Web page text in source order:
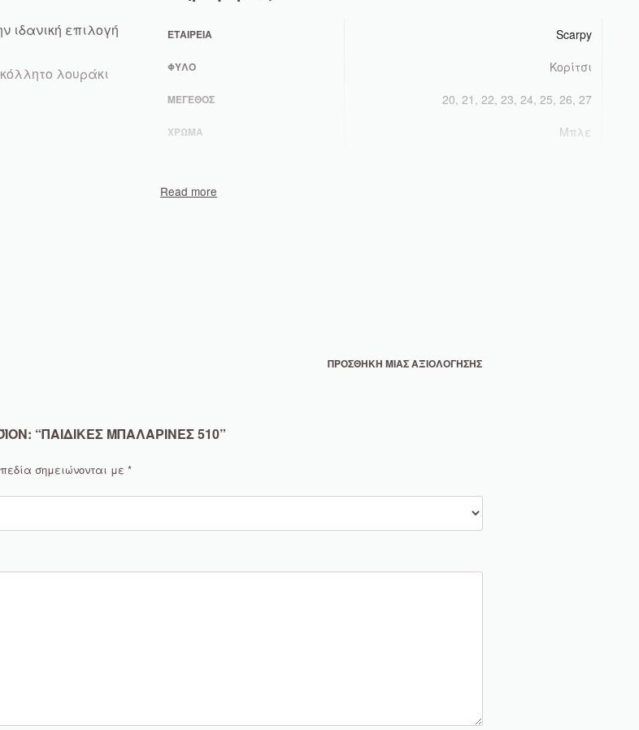
ιδανική επιλογή
λουράκι
ΕΤΑΙΡΕΊΑ Scarpy
ΦΎΛΟ Κορίτσι
ΜΈΓΕΘΟΣ 20, 21, 22, 23, 24, 25, 26, 27
ΧΡΏΜΑ Μπλε
ΠΡΟΣΘΉΚΗ ΜΊΑΣ ΑΞΙΟΛΌΓΗΣΗΣ
“ΠΑΙΔΙΚΈΣ ΜΠΑΛΑΡΊΝΕΣ 510”
σημειώνονται με *